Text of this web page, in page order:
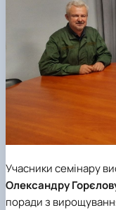
Учасники семінару
Олександру
поради з